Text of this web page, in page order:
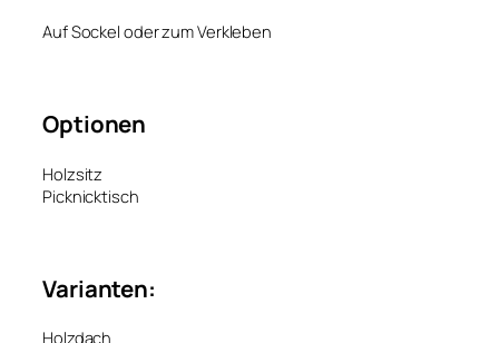
Auf Sockel oder zum Verkleben
Optionen
Holzsitz
Picknicktisch
Varianten:
Holzdach